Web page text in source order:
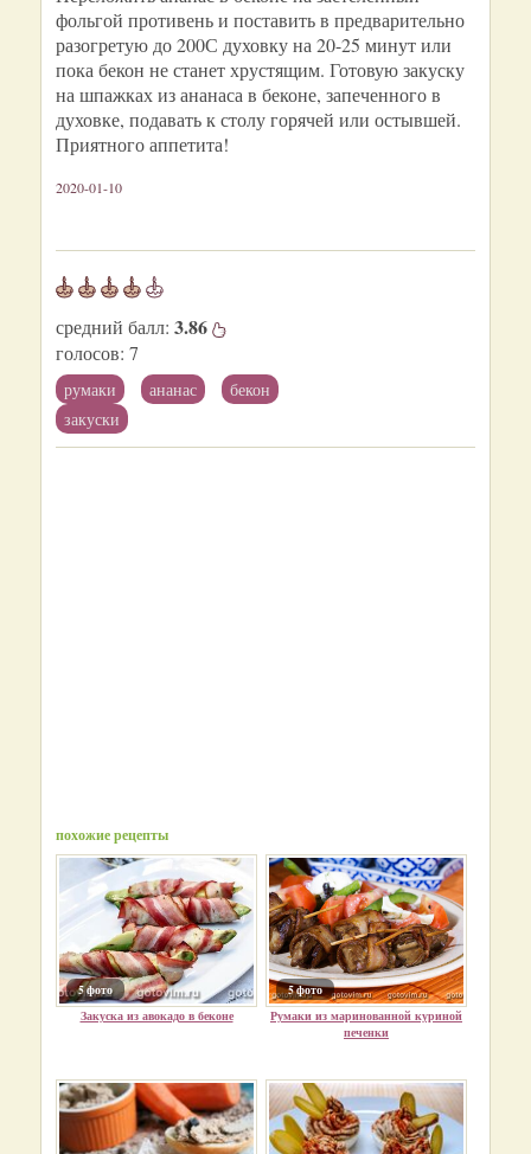
фольгой противень и поставить в предварительно
разогретую до 200С духовку на 20-25 минут или
пока бекон не станет хрустящим. Готовую закуску
на шпажках из ананаса в беконе, запеченного в
духовке, подавать к столу горячей или остывшей.
Приятного аппетита!
2020-01-10
средний балл: 3.86
голосов: 7
румаки ананас
бекон
закуски
похожие рецепты
5 фото
Закуска из авокадо в беконе
5 фото
Румаки из маринованной куриной
печенки